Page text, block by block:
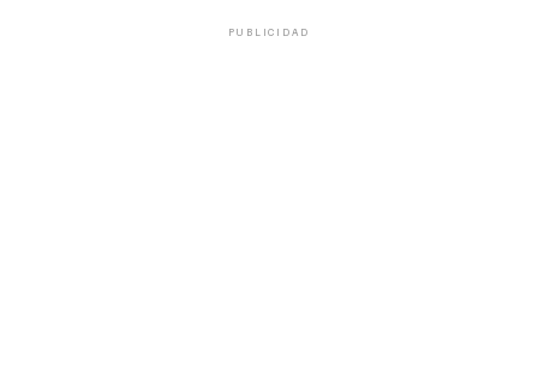
PUBLICIDAD